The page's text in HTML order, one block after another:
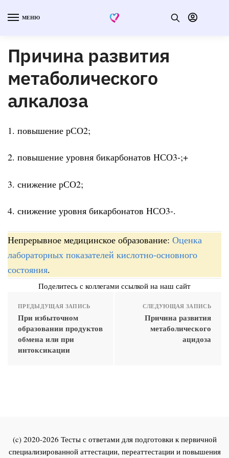
МЕНЮ
Причина развития
метаболического
алкалоза
1. повышение рСО2;
2. повышение уровня бикарбонатов НСО3-;+
3. снижение рСО2;
4. снижение уровня бикарбонатов НСО3-.
Непрерывное медицинское образование: Оценка
лабораторных показателей кислотно-основного
состояния.
Поделитесь с коллегами ссылкой на наш сайт
ПРЕДЫДУЩАЯ ЗАПИСЬ
При избыточном
образовании продуктов
обмена или при
интоксикации
СЛЕДУЮЩАЯ ЗАПИСЬ
Причина развития
метаболического
ацидоза
(c) 2020-2026 Тесты с ответами для подготовки к первичной
специализированной аттестации, переаттестации и повышения